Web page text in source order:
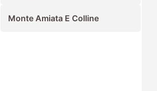
Monte Amiata E Colline